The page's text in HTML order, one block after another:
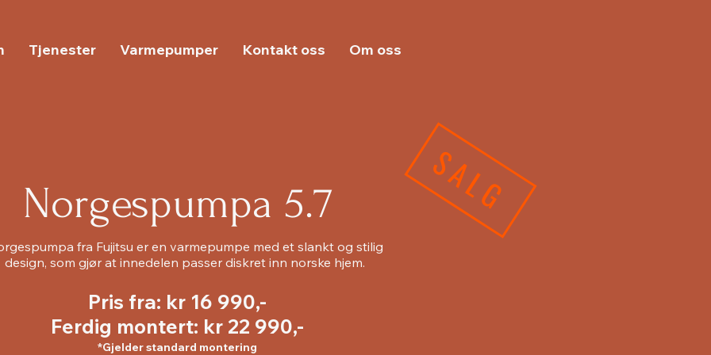
Tjenester Varmepumper Kontakt oss Om oss
Norgespumpa 5.7 SALG
fra Fujitsu er en varmepumpe med et slankt og stilig
design, som gjør at innedelen passer diskret inn norske hjem.
Pris fra: kr 16 990,-
Ferdig montert: kr 22 990,-
*Gjelder standard montering